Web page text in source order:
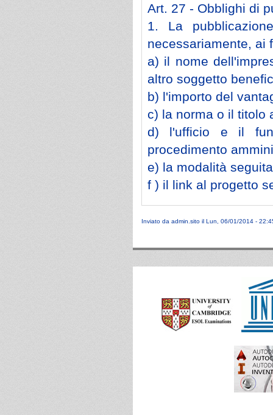
Art. 27 - Obblighi di
1. La
necessariamente, ai
a) il nome
altro soggetto
b) l'importo del
c) la norma o il titolo
d) l'ufficio e il
procedimento
e) la modalità
f ) il link al progetto
Inviato da admin.sitoil Lun, 06/01/2014 -